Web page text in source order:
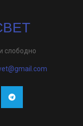
слободно